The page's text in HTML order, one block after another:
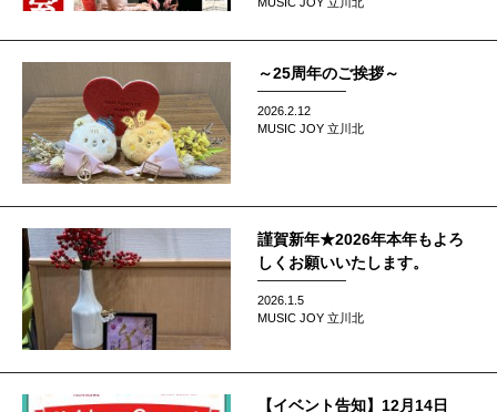
～25周年のご挨拶～
2026.2.12
MUSIC JOY 立川北
謹賀新年★2026年本年もよろ
しくお願いいたします。
2026.1.5
MUSIC JOY 立川北
【イベント告知】12月14日